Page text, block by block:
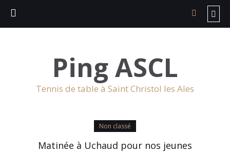
Ping ASCL
Tennis de table à Saint Christol les Ales
Non classé
Matinée à Uchaud pour nos jeunes